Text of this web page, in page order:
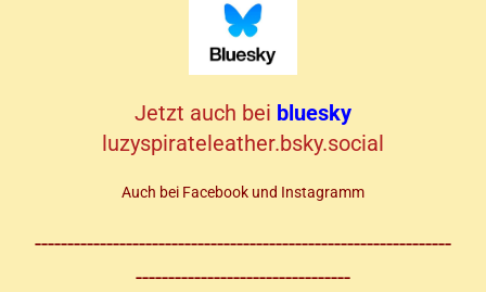
Jetzt auch bei bluesky
luzyspirateleather.bsky.social
Auch bei Facebook und Instagramm
----------------------------------------------------------------
---------------------------------